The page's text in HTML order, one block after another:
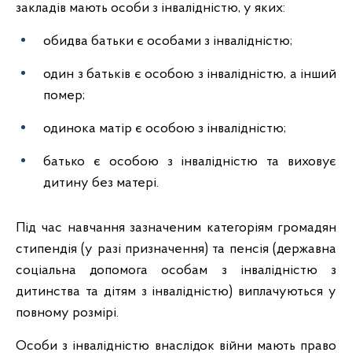
закладів мають особи з інвалідністю, у яких:
обидва батьки є особами з інвалідністю;
один з батьків є особою з інвалідністю, а інший
помер;
одинока матір є особою з інвалідністю;
батько є особою з інвалідністю та виховує
дитину без матері.
Під час навчання зазначеним категоріям громадян
стипендія (у разі призначення) та пенсія (державна
соціальна допомога особам з інвалідністю з
дитинства та дітям з інвалідністю) виплачуються у
повному розмірі.
Особи з інвалідністю внаслідок війни мають право